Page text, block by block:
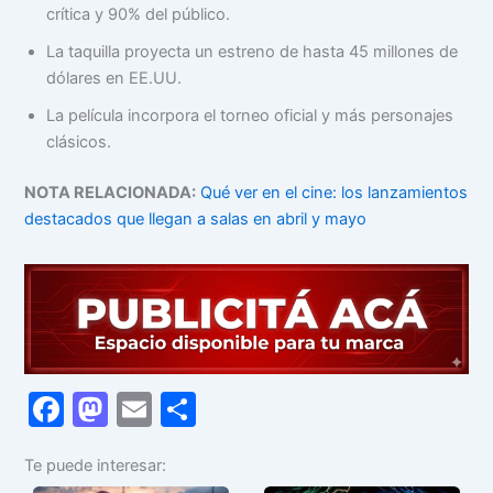
crítica y 90% del público.
La taquilla proyecta un estreno de hasta 45 millones de
dólares en EE.UU.
La película incorpora el torneo oficial y más personajes
clásicos.
NOTA RELACIONADA: Qué ver en el cine: los lanzamientos
destacados que llegan a salas en abril y mayo
F
c
M
st
E
ai m
Te puede interesar: